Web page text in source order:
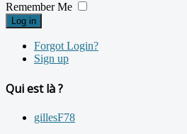
Remember Me
Log in
Forgot Login?
Sign up
Qui est là ?
gillesF78